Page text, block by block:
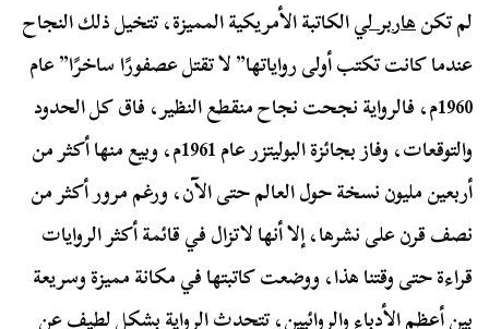
لم تكنهاربر ليالكاتبة الأمريكية المميزة، تتخيل ذلك النجاح
عندما كانت تكتب أولى رواياتها” لا تقتل عصفورًا ساخرًا” عام
1960م، فالرواية نجحت نجاح منقطع النظير، فاق كل الحدود
والتوقعات، وفاز بجائزة البوليتزر عام 1961م، وبيع منها أكثر من
أربعين مليون نسخة حول العالم حتى الآن، ورغم مرور أكثر من
نصف قرن على نشرها، إلا أنها لاتزال في قائمة أكثر الروايات
قراءة حتى وقتنا هذا، ووضعت كاتبتها في مكانة مميزة وسريعة
بين أعظم الأدباء والروائيين، تتحدث الرواية بشكل لطيف عن